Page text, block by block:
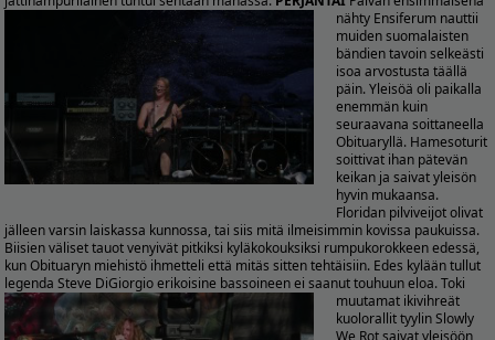
nähty Ensiferum nauttii
muiden suomalaisten
bändien tavoin selkeästi
isoa arvostusta täällä
päin. Yleisöä oli paikalla
enemmän kuin
seuraavana soittaneella
Obituaryllä. Hamesoturit
soittivat ihan pätevän
keikan ja saivat yleisön
hyvin mukaansa.
Floridan pilviveijot olivat
jälleen varsin laiskassa kunnossa, tai siis mitä ilmeisimmin kovissa paukuissa.
Biisien väliset tauot venyivät pitkiksi kyläkokouksiksi rumpukorokkeen edessä,
kun Obituaryn miehistö ihmetteli että mitäs sitten tehtäisiin. Edes kylään tullut
legenda Steve DiGiorgio erikoisine bassoineen ei saanut touhuun eloa.Toki
muutamat ikivihreät
kuolorallit tyylin Slowly
We Rot saivat yleisöön